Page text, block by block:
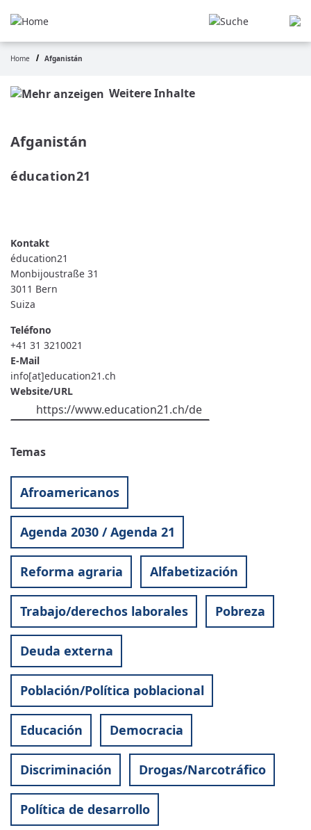
principal
Ruta
de
Home Afganistán
Weitere Inhalte
Afganistán
éducation21
éducation21
Monbijoustraße 31
3011 Bern
Suiza
Teléfono
+41 31 3210021
E-Mail
info[at]education21.ch
Website/URL
https://www.education21.ch/de
Temas
Afroamericanos
Agenda 2030 / Agenda 21
Reforma agraria Alfabetización
Trabajo/derechos laborales Pobreza
Deuda externa
Población/Política poblacional
Educación Democracia
Discriminación Drogas/Narcotráfico
Política de desarrollo